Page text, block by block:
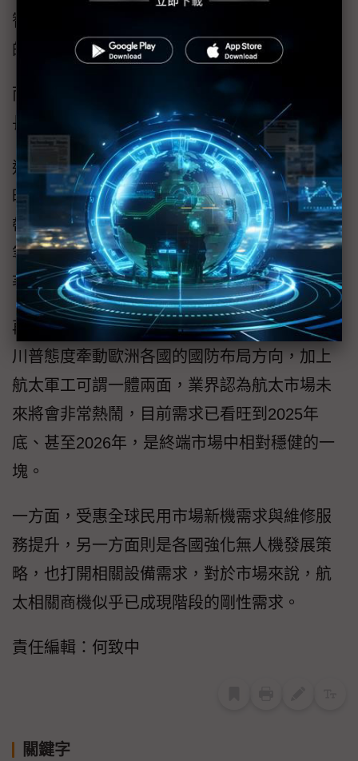
智慧製造趨勢，也凸顯傳統機械產業時值重要
的轉型時刻。
而各家業者除緊扣AI帶來機器人熱潮，另一成
長動能則是戰後與國防自主商機。
近期美國總統川普介入俄烏戰爭，可望將此歷
時三年的紛擾畫下休止符，外界也盼屆時可望
帶來重建商機，包括在軌道交通、建築機械
等，而工具機產業身為重要生產設備，自然跟
著受惠。
再者，川普介入俄烏戰爭並非採取溫和手段，
川普態度牽動歐洲各國的國防布局方向，加上
航太軍工可謂一體兩面，業界認為航太市場未
來將會非常熱鬧，目前需求已看旺到2025年
底、甚至2026年，是終端市場中相對穩健的一
塊。
一方面，受惠全球民用市場新機需求與維修服
務提升，另一方面則是各國強化無人機發展策
略，也打開相關設備需求，對於市場來說，航
太相關商機似乎已成現階段的剛性需求。
責任編輯：何致中
關鍵字